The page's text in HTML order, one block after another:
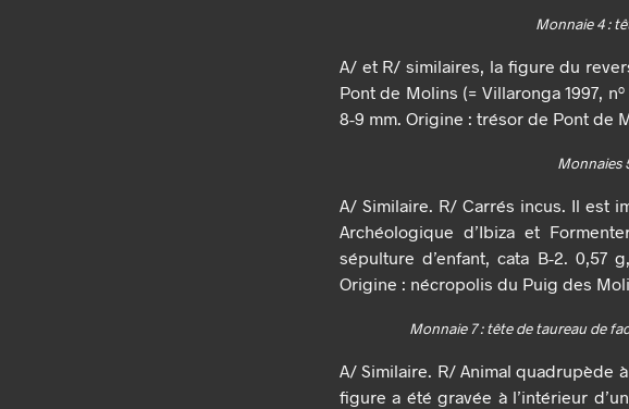
Monnaie 4 :
A/ et R/ similaires, la figure du
Pont de Molins (= Villaronga 1997,
8-9 mm. Origine : trésor de Pont de
Monnaies
A/ Similaire. R/ Carrés incus. Il est
Archéologique d’Ibiza et
sépulture d’enfant, cata B-2. 0,57
Origine : nécropolis du Puig des
Monnaie 7 : tête de taureau de
A/ Similaire. R/ Animal quadrupède
figure a été gravée à l’intérieur